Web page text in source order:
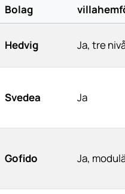
Bolag
Hedvig Ja, tre
Svedea Ja
Gofido Ja,